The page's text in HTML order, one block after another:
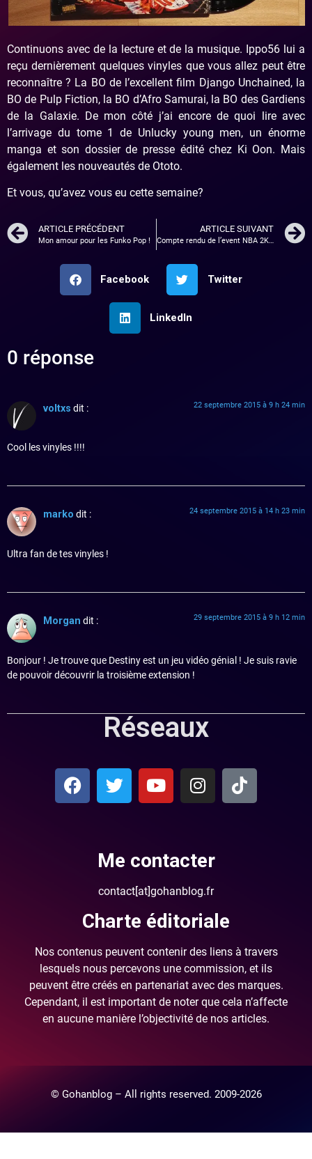
Continuons avec de la lecture et de la musique. Ippo56 lui a
reçu dernièrement quelques vinyles que vous allez peut être
reconnaître ? La BO de l’excellent film Django Unchained, la
BO de Pulp Fiction, la BO d’Afro Samurai, la BO des Gardiens
de la Galaxie. De mon côté j’ai encore de quoi lire avec
l’arrivage du tome 1 de Unlucky young men, un énorme
manga et son dossier de presse édité chez Ki Oon. Mais
également les nouveautés de Ototo.
Et vous, qu’avez vous eu cette semaine?
ARTICLE PRÉCÉDENT
Mon amour pour les Funko Pop !
ARTICLE SUIVANT
Compte rendu de l’event NBA 2K16
Facebook Twitter
LinkedIn
0 réponse
voltxs dit : 22 septembre 2015 à 9 h 24 min
Cool les vinyles !!!!
marko dit : 24 septembre 2015 à 14 h 23 min
Ultra fan de tes vinyles !
Morgan dit : 29 septembre 2015 à 9 h 12 min
Bonjour ! Je trouve que Destiny est un jeu vidéo génial ! Je suis ravie
de pouvoir découvrir la troisième extension !
Réseaux
Me contacter
contact[at]gohanblog.fr
Charte éditoriale
Nos contenus peuvent contenir des liens à travers
lesquels nous percevons une commission, et ils
peuvent être créés en partenariat avec des marques.
Cependant, il est important de noter que cela n’affecte
en aucune manière l’objectivité de nos articles.
© Gohanblog – All rights reserved. 2009-2026